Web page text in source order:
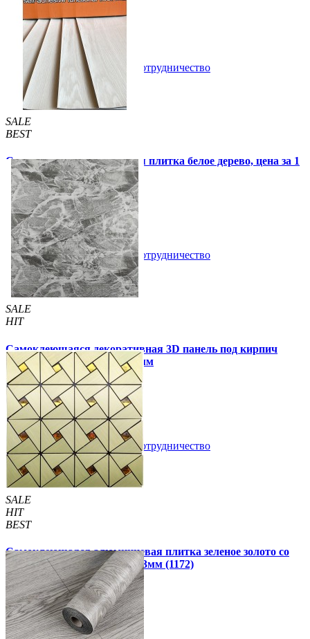
/шт
Купить В закладки Сотрудничество
SALE
BEST
Самоклеящаяся виниловая плитка белое дерево, цена за 1
шт. (СВП-015)
57 грн. 115 грн.
Купить В закладки Сотрудничество
SALE
HIT
Самоклеющаяся декоративная 3D панель под кирпич
черный мрамор 700x770x3мм
59 грн./шт 160 грн./шт
Купить В закладки Сотрудничество
SALE
HIT
BEST
Самоклеющаяся алюминиевая плитка зеленое золото со
стразами мозаика 300х300х3мм (1172)
99 грн. 150 грн.